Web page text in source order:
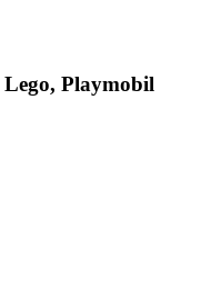
Lego, Playmobil